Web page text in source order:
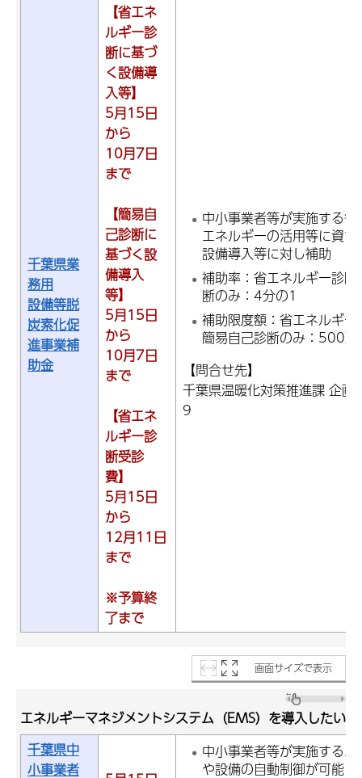
千葉県業
務用
設備等脱
炭素化促
進事業補
助金
【省エネ
ルギー診
断に基づ
く設備導
入等】
5月15日
から
10月7日
まで
【簡易自
己診断に
基づく設
備導入
等】
5月15日
から
10月7日
まで
【省エネ
ルギー診
断受診
費】
5月15日
から
12月11日
まで
※予算終
了まで
中小事業者等が実施する
エネルギーの活用等に資す
設備導入等に対し補助
補助率：省エネルギー診
断のみ：4分の1
補助限度額：省エネルギ
簡易自己診断のみ：500万
【問合せ先】
千葉県温暖化対策推進課 企
9
画面サイズで表示
エネルギーマネジメントシステム（EMS）を導入したい
千葉県中
小事業者
中小事業者等が実施する
や設備の自動制御が可能